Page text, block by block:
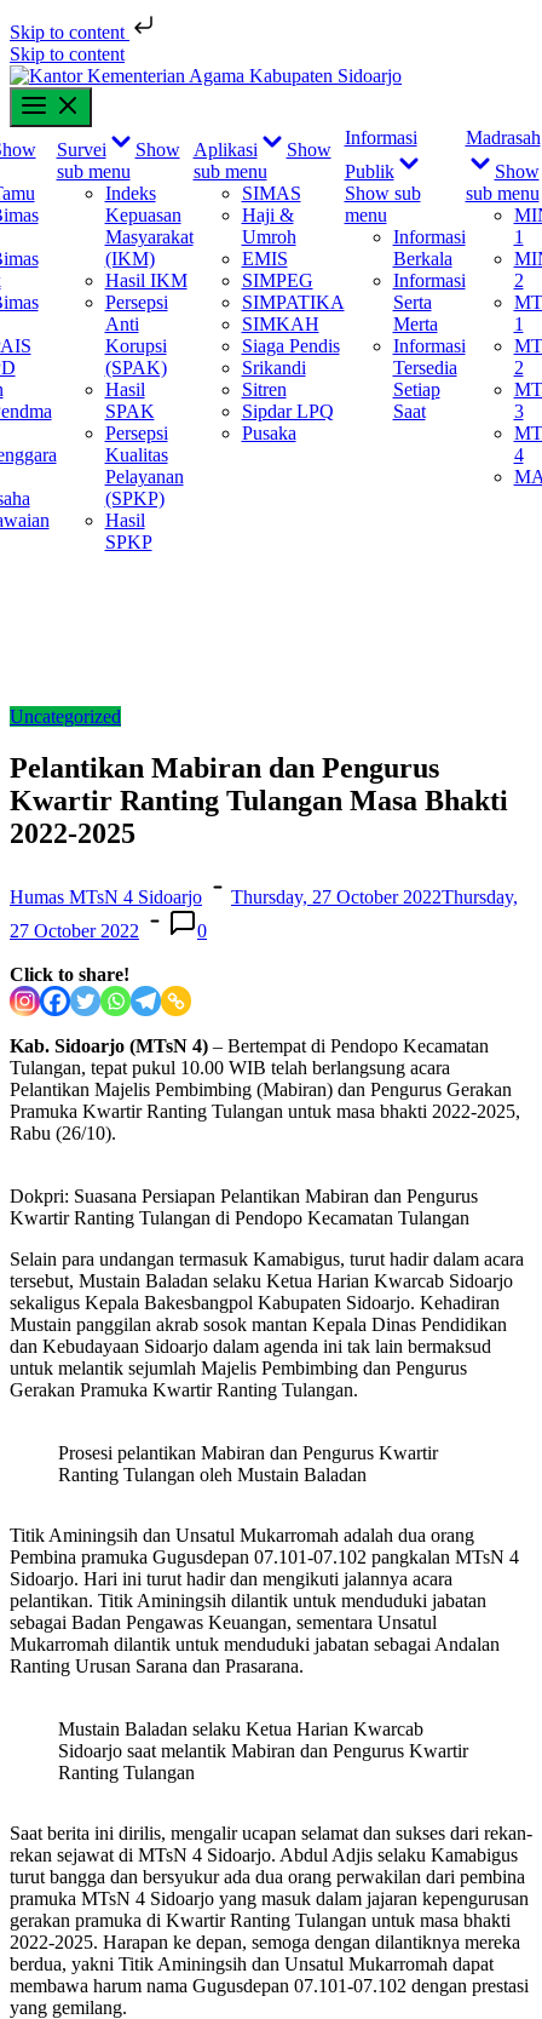
Skip to content
Skip to content
Survei
Show
sub menu
Indeks
Kepuasan
Masyarakat
(IKM)
Hasil IKM
Persepsi
Anti
Korupsi
(SPAK)
Hasil
SPAK
Persepsi
Kualitas
Pelayanan
(SPKP)
Hasil
SPKP
Aplikasi
Show
sub menu
SIMAS
Haji &
Umroh
EMIS
SIMPEG
SIMPATIKA
SIMKAH
Siaga Pendis
Srikandi
Sitren
Sipdar LPQ
Pusaka
Informasi
Publik
Show sub
menu
Informasi
Berkala
Informasi
Serta
Merta
Informasi
Tersedia
Setiap
Saat
Madrasah
Show
sub menu
1
2
1
2
3
4
Uncategorized
Pelantikan Mabiran dan Pengurus
Kwartir Ranting Tulangan Masa Bhakti
2022-2025
Humas MTsN 4 Sidoarjo Thursday, 27 October 2022Thursday,
27 October 2022
0
Click to share!
Kab. Sidoarjo (MTsN 4) – Bertempat di Pendopo Kecamatan
Tulangan, tepat pukul 10.00 WIB telah berlangsung acara
Pelantikan Majelis Pembimbing (Mabiran) dan Pengurus Gerakan
Pramuka Kwartir Ranting Tulangan untuk masa bhakti 2022-2025,
Rabu (26/10).
Dokpri: Suasana Persiapan Pelantikan Mabiran dan Pengurus
Kwartir Ranting Tulangan di Pendopo Kecamatan Tulangan
Selain para undangan termasuk Kamabigus, turut hadir dalam acara
tersebut, Mustain Baladan selaku Ketua Harian Kwarcab Sidoarjo
sekaligus Kepala Bakesbangpol Kabupaten Sidoarjo. Kehadiran
Mustain panggilan akrab sosok mantan Kepala Dinas Pendidikan
dan Kebudayaan Sidoarjo dalam agenda ini tak lain bermaksud
untuk melantik sejumlah Majelis Pembimbing dan Pengurus
Gerakan Pramuka Kwartir Ranting Tulangan.
Prosesi pelantikan Mabiran dan Pengurus Kwartir
Ranting Tulangan oleh Mustain Baladan
Titik Aminingsih dan Unsatul Mukarromah adalah dua orang
Pembina pramuka Gugusdepan 07.101-07.102 pangkalan MTsN 4
Sidoarjo. Hari ini turut hadir dan mengikuti jalannya acara
pelantikan. Titik Aminingsih dilantik untuk menduduki jabatan
sebagai Badan Pengawas Keuangan, sementara Unsatul
Mukarromah dilantik untuk menduduki jabatan sebagai Andalan
Ranting Urusan Sarana dan Prasarana.
Mustain Baladan selaku Ketua Harian Kwarcab
Sidoarjo saat melantik Mabiran dan Pengurus Kwartir
Ranting Tulangan
Saat berita ini dirilis, mengalir ucapan selamat dan sukses dari rekan-
rekan sejawat di MTsN 4 Sidoarjo. Abdul Adjis selaku Kamabigus
turut bangga dan bersyukur ada dua orang perwakilan dari pembina
pramuka MTsN 4 Sidoarjo yang masuk dalam jajaran kepengurusan
gerakan pramuka di Kwartir Ranting Tulangan untuk masa bhakti
2022-2025. Harapan ke depan, semoga dengan dilantiknya mereka
berdua, yakni Titik Aminingsih dan Unsatul Mukarromah dapat
membawa harum nama Gugusdepan 07.101-07.102 dengan prestasi
yang gemilang.